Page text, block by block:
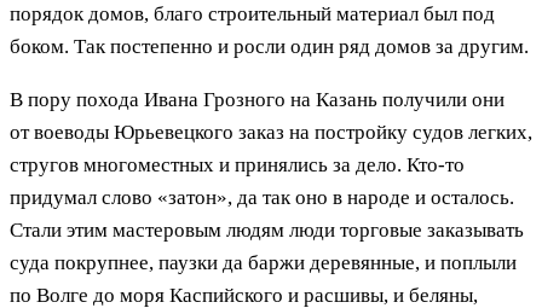
порядок домов, благо строительный материал был под
боком. Так постепенно и росли один ряд домов за другим.
В пору похода Ивана Грозного на Казань получили они
от воеводы Юрьевецкого заказ на постройку судов легких,
стругов многоместных и принялись за дело. Кто-то
придумал слово «затон», да так оно в народе и осталось.
Стали этим мастеровым людям люди торговые заказывать
суда покрупнее, паузки да баржи деревянные, и поплыли
по Волге до моря Каспийского и расшивы, и беляны,